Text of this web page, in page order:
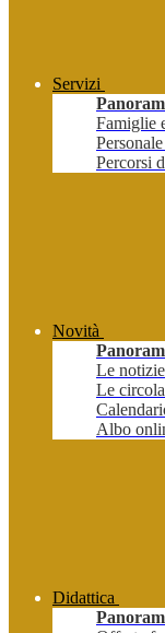
Servizi
Famiglie
Percorsi
Novità
Le notizie
Le
Albo
Didattica